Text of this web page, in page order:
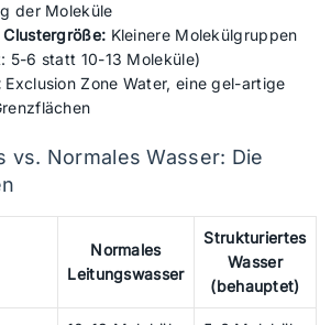
der Moleküle
Kleinere Molekülgruppen
5-6 statt 10-13 Moleküle)
Exclusion Zone Water, eine gel-artige
vs. Normales Wasser: Die
Normales
Leitungswasser
Strukturiertes
Wasser
(behauptet)